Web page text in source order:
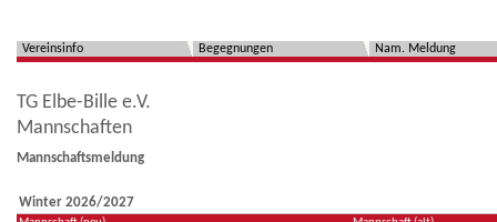
Vereinsinfo Begegnungen Nam. Meldung
TG Elbe-Bille e.V.
Mannschaften
Mannschaftsmeldung
Winter 2026/2027